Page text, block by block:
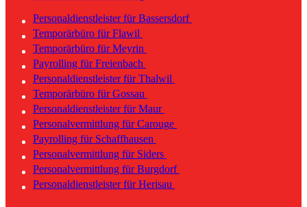
Personaldienstleister für Bassersdorf
Temporärbüro für Flawil
Temporärbüro für Meyrin
Payrolling für Freienbach
Personaldienstleister für Thalwil
Temporärbüro für Gossau
Personaldienstleister für Maur
Personalvermittlung für Carouge
Payrolling für Schaffhausen
Personalvermittlung für Siders
Personalvermittlung für Burgdorf
Personaldienstleister für Herisau